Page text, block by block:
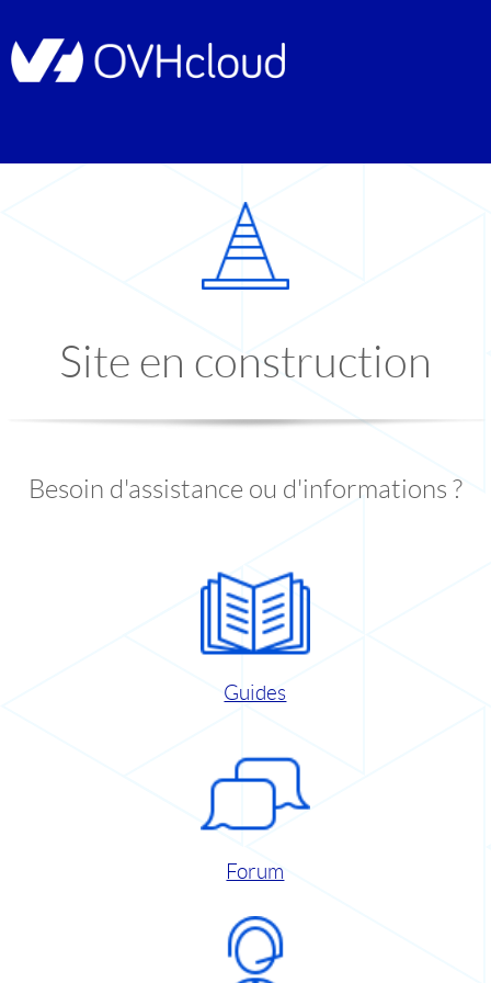
Site en construction
Besoin d'assistance ou d'informations ?
Guides
Forum